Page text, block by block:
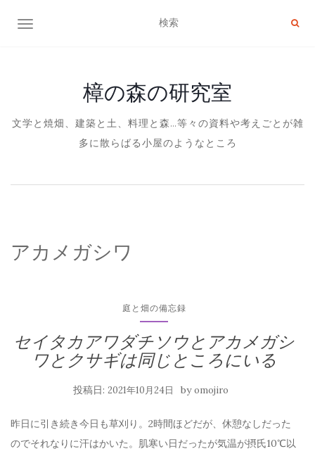
ナビゲーション切り替え
樟の森の研究室
文学と焼畑、建築と土、料理と森…等々の資料や考えごとが雑
多に散らばる小屋のようなところ
アカメガシワ
庭と畑の備忘録
セイタカアワダチソウとアカメガシ
ワとクサギは同じところにいる
投稿日: 2021年10月24日 byomojiro
昨日に引き続き今日も草刈り。2時間ほどだが、休憩なしだった
のでそれなりに汗はかいた。肌寒い日だったが気温が摂氏10℃以